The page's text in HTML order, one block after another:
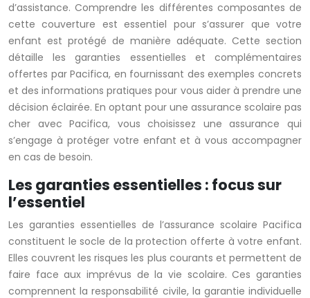
d’assistance. Comprendre les différentes composantes de
cette couverture est essentiel pour s’assurer que votre
enfant est protégé de manière adéquate. Cette section
détaille les garanties essentielles et complémentaires
offertes par Pacifica, en fournissant des exemples concrets
et des informations pratiques pour vous aider à prendre une
décision éclairée. En optant pour une assurance scolaire pas
cher avec Pacifica, vous choisissez une assurance qui
s’engage à protéger votre enfant et à vous accompagner
en cas de besoin.
Les garanties essentielles : focus sur
l’essentiel
Les garanties essentielles de l’assurance scolaire Pacifica
constituent le socle de la protection offerte à votre enfant.
Elles couvrent les risques les plus courants et permettent de
faire face aux imprévus de la vie scolaire. Ces garanties
comprennent la responsabilité civile, la garantie individuelle